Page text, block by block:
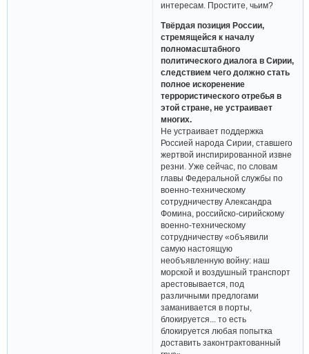
интересам. Простите, чьим?
Твёрдая позиция России,
стремящейся к началу
полномасштабного
политического диалога в Сирии,
следствием чего должно стать
полное искоренение
террористического отребья в
этой стране, не устраивает
многих.
Не устраивает поддержка
Россией народа Сирии, ставшего
жертвой инспирированной извне
резни. Уже сейчас, по словам
главы Федеральной службы по
военно-техническому
сотрудничеству Александра
Фомина, российско-сирийскому
военно-техническому
сотрудничеству «объявили
самую настоящую
необъявленную войну: наш
морской и воздушный транспорт
арестовывается, под
различными предлогами
заманивается в порты,
блокируется... то есть
блокируется любая попытка
доставить законтрактованный